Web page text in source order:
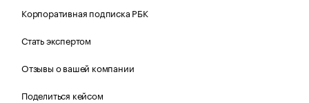
Корпоративная подписка РБК
Стать экспертом
Отзывы о вашей компании
Поделиться кейсом